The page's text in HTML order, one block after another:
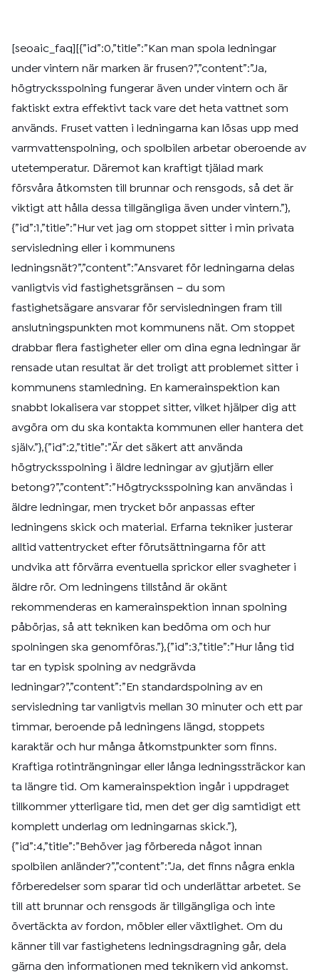
[seoaic_faq][{”id”:0,”title”:”Kan man spola ledningar
under vintern när marken är frusen?”,”content”:”Ja,
högtrycksspolning fungerar även under vintern och är
faktiskt extra effektivt tack vare det heta vattnet som
används. Fruset vatten i ledningarna kan lösas upp med
varmvattenspolning, och spolbilen arbetar oberoende av
utetemperatur. Däremot kan kraftigt tjälad mark
försvåra åtkomsten till brunnar och rensgods, så det är
viktigt att hålla dessa tillgängliga även under vintern.”},
{”id”:1,”title”:”Hur vet jag om stoppet sitter i min privata
servisledning eller i kommunens
ledningsnät?”,”content”:”Ansvaret för ledningarna delas
vanligtvis vid fastighetsgränsen – du som
fastighetsägare ansvarar för servisledningen fram till
anslutningspunkten mot kommunens nät. Om stoppet
drabbar flera fastigheter eller om dina egna ledningar är
rensade utan resultat är det troligt att problemet sitter i
kommunens stamledning. En kamerainspektion kan
snabbt lokalisera var stoppet sitter, vilket hjälper dig att
avgöra om du ska kontakta kommunen eller hantera det
själv.”},{”id”:2,”title”:”Är det säkert att använda
högtrycksspolning i äldre ledningar av gjutjärn eller
betong?”,”content”:”Högtrycksspolning kan användas i
äldre ledningar, men trycket bör anpassas efter
ledningens skick och material. Erfarna tekniker justerar
alltid vattentrycket efter förutsättningarna för att
undvika att förvärra eventuella sprickor eller svagheter i
äldre rör. Om ledningens tillstånd är okänt
rekommenderas en kamerainspektion innan spolning
påbörjas, så att tekniken kan bedöma om och hur
spolningen ska genomföras.”},{”id”:3,”title”:”Hur lång tid
tar en typisk spolning av nedgrävda
ledningar?”,”content”:”En standardspolning av en
servisledning tar vanligtvis mellan 30 minuter och ett par
timmar, beroende på ledningens längd, stoppets
karaktär och hur många åtkomstpunkter som finns.
Kraftiga rotinträngningar eller långa ledningssträckor kan
ta längre tid. Om kamerainspektion ingår i uppdraget
tillkommer ytterligare tid, men det ger dig samtidigt ett
komplett underlag om ledningarnas skick.”},
{”id”:4,”title”:”Behöver jag förbereda något innan
spolbilen anländer?”,”content”:”Ja, det finns några enkla
förberedelser som sparar tid och underlättar arbetet. Se
till att brunnar och rensgods är tillgängliga och inte
övertäckta av fordon, möbler eller växtlighet. Om du
känner till var fastighetens ledningsdragning går, dela
gärna den informationen med teknikern vid ankomst.